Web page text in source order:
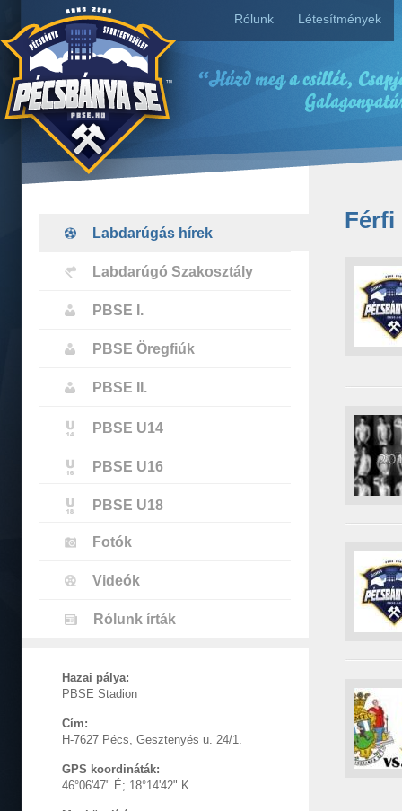
Rólunk Létesítmények
Labdarúgás hírek
Labdarúgó Szakosztály
PBSE I.
PBSE Öregfiúk
PBSE II.
PBSE U14
PBSE U16
PBSE U18
Fotók
Videók
Rólunk írták
Hazai pálya:
PBSE Stadion
Cím:
H-7627 Pécs, Gesztenyés u. 24/1.
GPS koordináták:
46°06'47" É; 18°14'42" K
Férfi